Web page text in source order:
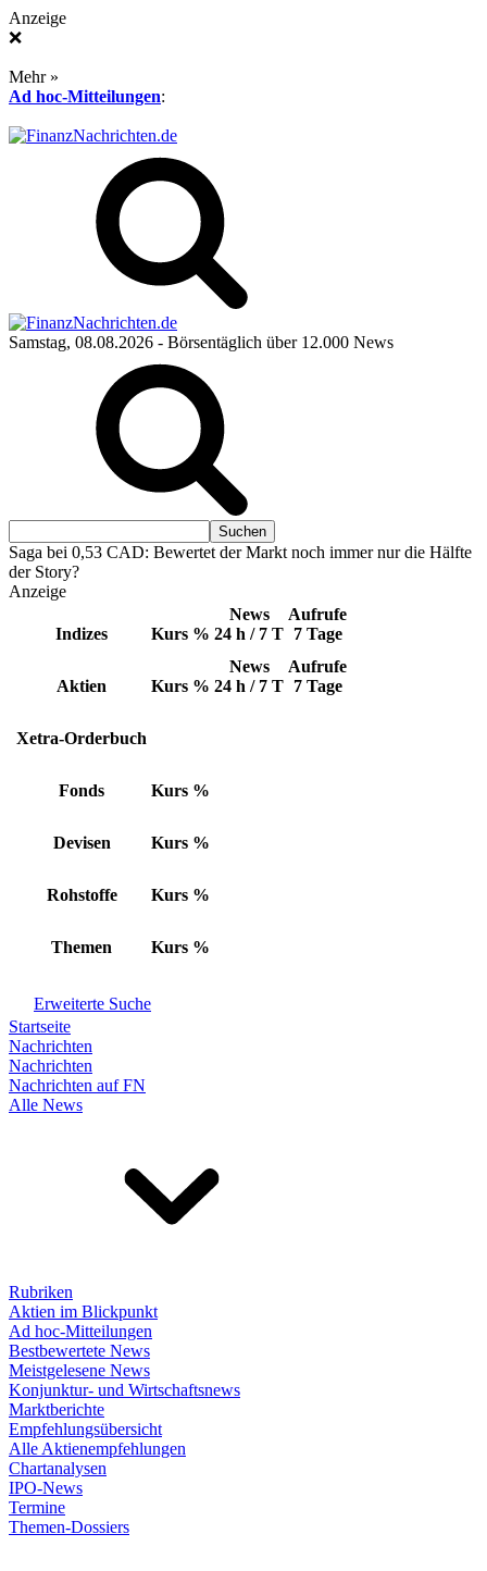
Anzeige
❌
Mehr »
Ad hoc-Mitteilungen:
Samstag, 08.08.2026 - Börsentäglich über 12.000 News
Saga bei 0,53 CAD: Bewertet der Markt noch immer nur die Hälfte
der Story?
Anzeige
Indizes Kurs %
News
24 h / 7 T
Aufrufe
7 Tage
Aktien Kurs %
News
24 h / 7 T
Aufrufe
7 Tage
Xetra-Orderbuch
Fonds Kurs %
Devisen Kurs %
Rohstoffe Kurs %
Themen Kurs %
Erweiterte Suche
Startseite
Nachrichten
Nachrichten
Nachrichten auf FN
Alle News
Rubriken
Aktien im Blickpunkt
Ad hoc-Mitteilungen
Bestbewertete News
Meistgelesene News
Konjunktur- und Wirtschaftsnews
Marktberichte
Empfehlungsübersicht
Alle Aktienempfehlungen
Chartanalysen
IPO-News
Termine
Themen-Dossiers